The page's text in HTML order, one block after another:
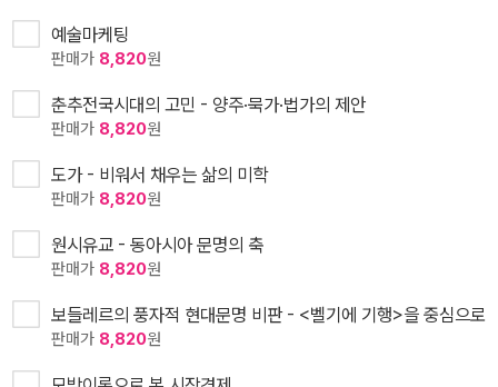
예술마케팅
판매가 8,820원
춘추전국시대의 고민 - 양주·묵가·법가의 제안
판매가 8,820원
도가 - 비워서 채우는 삶의 미학
판매가 8,820원
원시유교 - 동아시아 문명의 축
판매가 8,820원
보들레르의 풍자적 현대문명 비판 - <벨기에 기행>을 중심으로
판매가 8,820원